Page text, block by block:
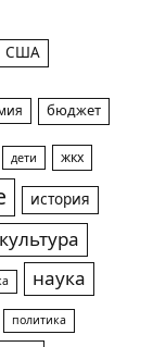
США
бюджет
дети жкх
история
культура
наука
политика